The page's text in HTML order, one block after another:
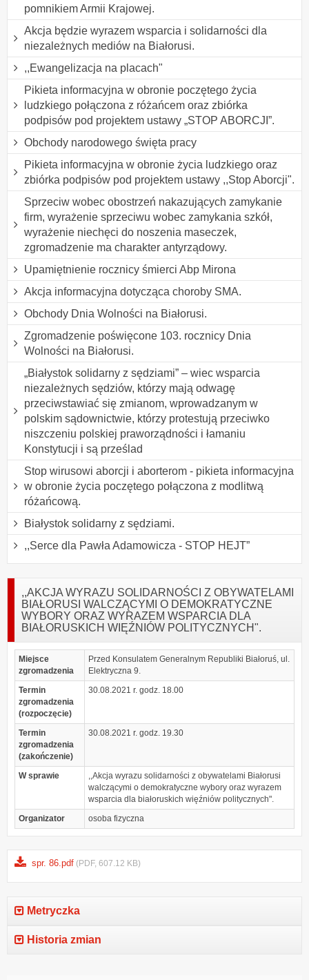
pomnikiem Armii Krajowej.
Akcja będzie wyrazem wsparcia i solidarności dla
niezależnych mediów na Białorusi.
,,Ewangelizacja na placach"
Pikieta informacyjna w obronie poczętego życia
ludzkiego połączona z różańcem oraz zbiórka
podpisów pod projektem ustawy „STOP ABORCJI”.
Obchody narodowego święta pracy
Pikieta informacyjna w obronie życia ludzkiego oraz
zbiórka podpisów pod projektem ustawy ,,Stop Aborcji".
Sprzeciw wobec obostrzeń nakazujących zamykanie
firm, wyrażenie sprzeciwu wobec zamykania szkół,
wyrażenie niechęci do noszenia maseczek,
zgromadzenie ma charakter antyrządowy.
Upamiętnienie rocznicy śmierci Abp Mirona
Akcja informacyjna dotycząca choroby SMA.
Obchody Dnia Wolności na Białorusi.
Zgromadzenie poświęcone 103. rocznicy Dnia
Wolności na Białorusi.
„Białystok solidarny z sędziami” – wiec wsparcia
niezależnych sędziów, którzy mają odwagę
przeciwstawiać się zmianom, wprowadzanym w
polskim sądownictwie, którzy protestują przeciwko
niszczeniu polskiej praworządności i łamaniu
Konstytucji i są prześlad
Stop wirusowi aborcji i aborterom - pikieta informacyjna
w obronie życia poczętego połączona z modlitwą
różańcową.
Białystok solidarny z sędziami.
,,Serce dla Pawła Adamowicza - STOP HEJT”
,,AKCJA WYRAZU SOLIDARNOŚCI Z OBYWATELAMI
BIAŁORUSI WALCZĄCYMI O DEMOKRATYCZNE
WYBORY ORAZ WYRAZEM WSPARCIA DLA
BIAŁORUSKICH WIĘŹNIÓW POLITYCZNYCH".
Miejsce
zgromadzenia
Przed Konsulatem Generalnym Republiki Białoruś, ul.
Elektryczna 9.
Termin
zgromadzenia
(rozpoczęcie)
30.08.2021 r. godz. 18.00
Termin
zgromadzenia
(zakończenie)
30.08.2021 r. godz. 19.30
W sprawie
,,Akcja wyrazu solidarności z obywatelami Białorusi
walczącymi o demokratyczne wybory oraz wyrazem
wsparcia dla białoruskich więźniów politycznych".
Organizator
osoba fizyczna
spr. 86.pdf (PDF, 607.12 KB)
Metryczka
Historia zmian